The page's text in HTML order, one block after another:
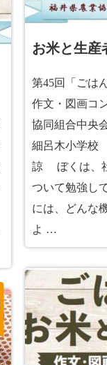
お米と生産
第45回「ごは
作文・図画コ
協同組合中央
細呂木小
諒 ぼくは、
ついて勉強し
には、どんな
よ …